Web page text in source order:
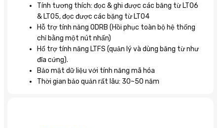
Tính tương thích: đọc & ghi được các băng từ LTO6
& LTO5, đọc được các bặng từ LTO4
Hỗ trợ tính năng ODRB (Hồi phục toàn bộ hệ thống
chỉ bằng một nút nhấn)
Hổ trợ tính năng LTFS (quản lý và dùng băng từ như
đĩa cứng).
Bảo mật dữ liệu với tính năng mã hóa
Thời gian bảo quản rất lâu: 30~50 năm